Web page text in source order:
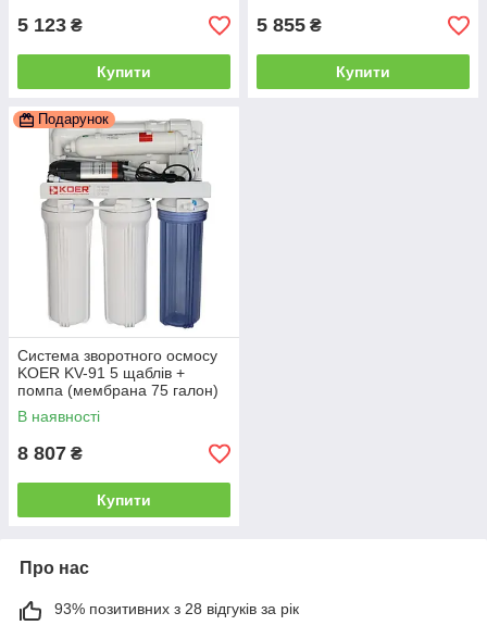
5 123 ₴
Купити
5 855 ₴
Купити
Подарунок
Система зворотного осмосу
KOER KV-91 5 щаблів +
помпа (мембрана 75 галон)
(KR5327)
В наявності
8 807 ₴
Купити
Про нас
93% позитивних з 28 відгуків за рік